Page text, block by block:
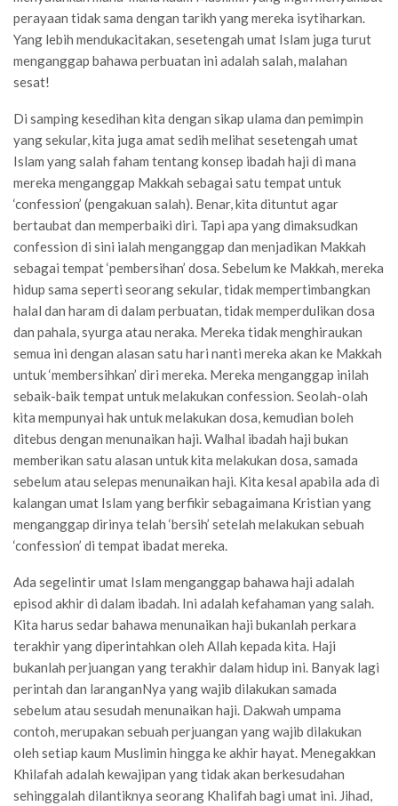
perayaan tidak sama dengan tarikh yang mereka isytiharkan.
Yang lebih mendukacitakan, sesetengah umat Islam juga turut
menganggap bahawa perbuatan ini adalah salah, malahan
sesat!
Di samping kesedihan kita dengan sikap ulama dan pemimpin
yang sekular, kita juga amat sedih melihat sesetengah umat
Islam yang salah faham tentang konsep ibadah haji di mana
mereka menganggap Makkah sebagai satu tempat untuk
‘confession’ (pengakuan salah). Benar, kita dituntut agar
bertaubat dan memperbaiki diri. Tapi apa yang dimaksudkan
confession di sini ialah menganggap dan menjadikan Makkah
sebagai tempat ‘pembersihan’ dosa. Sebelum ke Makkah, mereka
hidup sama seperti seorang sekular, tidak mempertimbangkan
halal dan haram di dalam perbuatan, tidak memperdulikan dosa
dan pahala, syurga atau neraka. Mereka tidak menghiraukan
semua ini dengan alasan satu hari nanti mereka akan ke Makkah
untuk ‘membersihkan’ diri mereka. Mereka menganggap inilah
sebaik-baik tempat untuk melakukan confession. Seolah-olah
kita mempunyai hak untuk melakukan dosa, kemudian boleh
ditebus dengan menunaikan haji. Walhal ibadah haji bukan
memberikan satu alasan untuk kita melakukan dosa, samada
sebelum atau selepas menunaikan haji. Kita kesal apabila ada di
kalangan umat Islam yang berfikir sebagaimana Kristian yang
menganggap dirinya telah ‘bersih’ setelah melakukan sebuah
‘confession’ di tempat ibadat mereka.
Ada segelintir umat Islam menganggap bahawa haji adalah
episod akhir di dalam ibadah. Ini adalah kefahaman yang salah.
Kita harus sedar bahawa menunaikan haji bukanlah perkara
terakhir yang diperintahkan oleh Allah kepada kita. Haji
bukanlah perjuangan yang terakhir dalam hidup ini. Banyak lagi
perintah dan laranganNya yang wajib dilakukan samada
sebelum atau sesudah menunaikan haji. Dakwah umpama
contoh, merupakan sebuah perjuangan yang wajib dilakukan
oleh setiap kaum Muslimin hingga ke akhir hayat. Menegakkan
Khilafah adalah kewajipan yang tidak akan berkesudahan
sehinggalah dilantiknya seorang Khalifah bagi umat ini. Jihad,